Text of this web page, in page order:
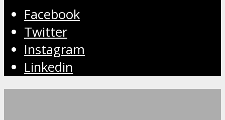
Facebook
Twitter
Instagram
Linkedin